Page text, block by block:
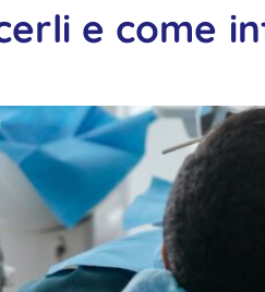
e come